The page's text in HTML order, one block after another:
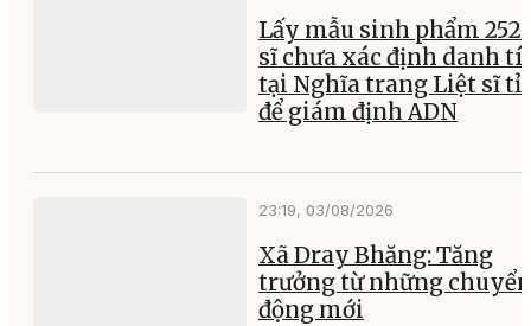
Lấy mẫu sinh phẩm 252
sĩ chưa xác định danh
tại Nghĩa trang Liệt sĩ
để giám định ADN
23:19, 03/08/2026
Xã Dray Bhăng: Tăng
trưởng từ những chuyển
động mới